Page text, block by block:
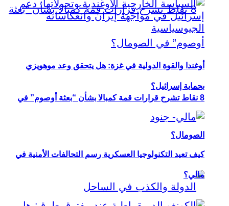
8 نقاط تشرح قرارات قمة كمبالا بشأن “بعثة أوصوم” في
الصومال؟
أوغندا والقوة الدولية في غزة: هل يتحقق وعد موهويزي
بحماية إسرائيل؟
كيف تعيد التكنولوجيا العسكرية رسم التحالفات الأمنية في
مالي؟